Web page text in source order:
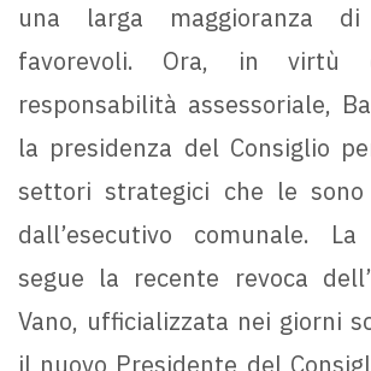
una larga maggioranza
favorevoli. Ora, in virtù
responsabilità assessoriale,
la presidenza del Consiglio
settori strategici che le
dall’esecutivo comunale.
segue la recente revoca
Vano, ufficializzata nei giorni